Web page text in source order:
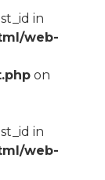
in
web-
on
in
web-